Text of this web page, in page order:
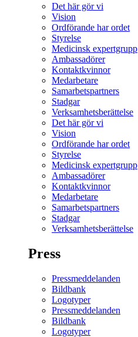
Det här gör vi
Vision
Ordförande har ordet
Styrelse
Medicinsk expertgrupp
Ambassadörer
Kontaktkvinnor
Medarbetare
Samarbetspartners
Stadgar
Verksamhetsberättelse
Det här gör vi
Vision
Ordförande har ordet
Styrelse
Medicinsk expertgrupp
Ambassadörer
Kontaktkvinnor
Medarbetare
Samarbetspartners
Stadgar
Verksamhetsberättelse
Press
Pressmeddelanden
Bildbank
Logotyper
Pressmeddelanden
Bildbank
Logotyper